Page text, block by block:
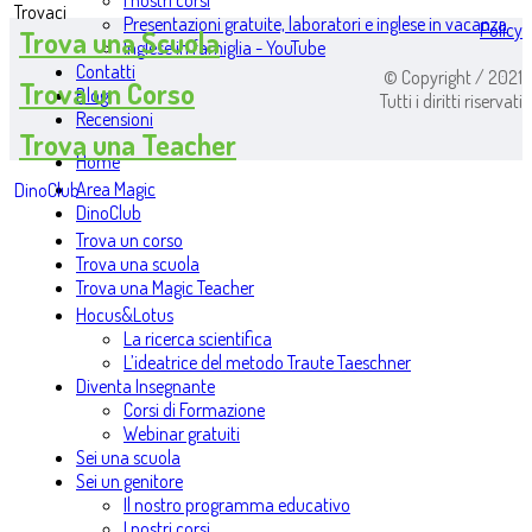
Presentazioni gratuite, laboratori e inglese in vacanza
Inglese in famiglia - YouTube
Contatti
Blog
Recensioni
Home
Area Magic
DinoClub
Trova un corso
Trova una scuola
Trova una Magic Teacher
Hocus&Lotus
La ricerca scientifica
L’ideatrice del metodo Traute Taeschner
Diventa Insegnante
Corsi di Formazione
Webinar gratuiti
Sei una scuola
Sei un genitore
Il nostro programma educativo
Trovaci
Trova una Scuola
Trova un Corso
Trova una Teacher
DinoClub
Policy
© Copyright / 2021
Tutti i diritti riservati